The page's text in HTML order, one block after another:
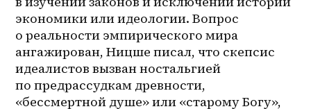
экономики или идеологии. Вопрос
о реальности эмпирического мира
ангажирован, Ницше писал, что скепсис
идеалистов вызван ностальгией
по предрассудкам древности,
«бессмертной душе» или «старому Богу»,